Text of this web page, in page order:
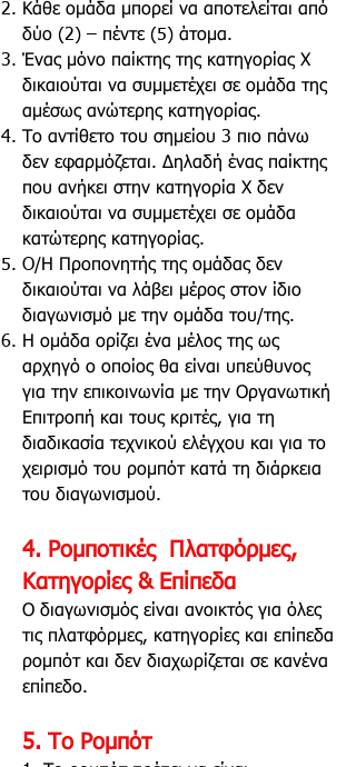
Κάθε ομάδα μπορεί να αποτελείται από
δύο (2) – πέντε (5) άτομα.
Ένας μόνο παίκτης της κατηγορίας Χ
δικαιούται να συμμετέχει σε ομάδα της
αμέσως ανώτερης κατηγορίας.
Το αντίθετο του σημείου 3 πιο πάνω
δεν εφαρμόζεται. Δηλαδή ένας παίκτης
που ανήκει στην κατηγορία Χ δεν
δικαιούται να συμμετέχει σε ομάδα
κατώτερης κατηγορίας.
O/Η Προπονητής της ομάδας δεν
δικαιούται να λάβει μέρος στον ίδιο
διαγωνισμό με την ομάδα του/της.
Η ομάδα ορίζει ένα μέλος της ως
αρχηγό ο οποίος θα είναι υπεύθυνος
για την επικοινωνία με την Οργανωτική
Επιτροπή και τους κριτές, για τη
διαδικασία τεχνικού ελέγχου και για το
χειρισμό του ρομπότ κατά τη διάρκεια
του διαγωνισμού.
4. Ρομποτικές Πλατφόρμες,
Κατηγορίες & Επίπεδα
Ο διαγωνισμός είναι ανοικτός για όλες
τις πλατφόρμες, κατηγορίες και επίπεδα
ρομπότ και δεν διαχωρίζεται σε κανένα
επίπεδο.
5. Το Ρομπότ